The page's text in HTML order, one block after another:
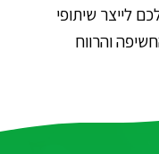
לייצר שיתופי
והרווח